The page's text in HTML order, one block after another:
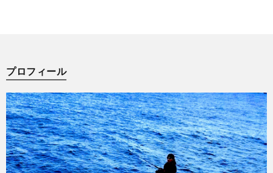
プロフィール